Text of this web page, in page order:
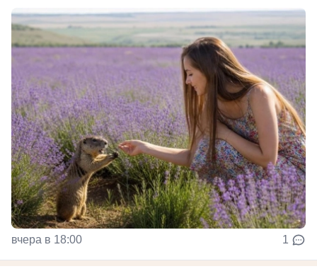
вчера в 18:00 1